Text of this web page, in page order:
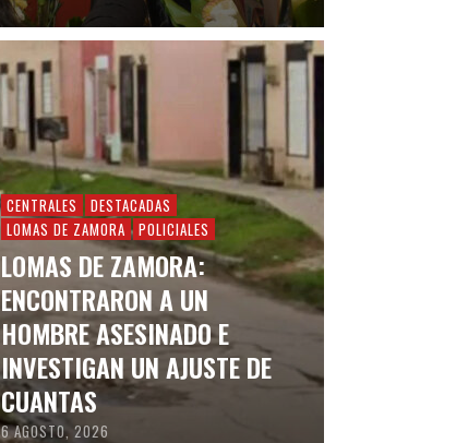
CENTRALES
DESTACADAS
LOMAS DE ZAMORA
POLICIALES
LOMAS DE ZAMORA:
ENCONTRARON A UN
HOMBRE ASESINADO E
INVESTIGAN UN AJUSTE DE
CUANTAS
6 AGOSTO, 2026